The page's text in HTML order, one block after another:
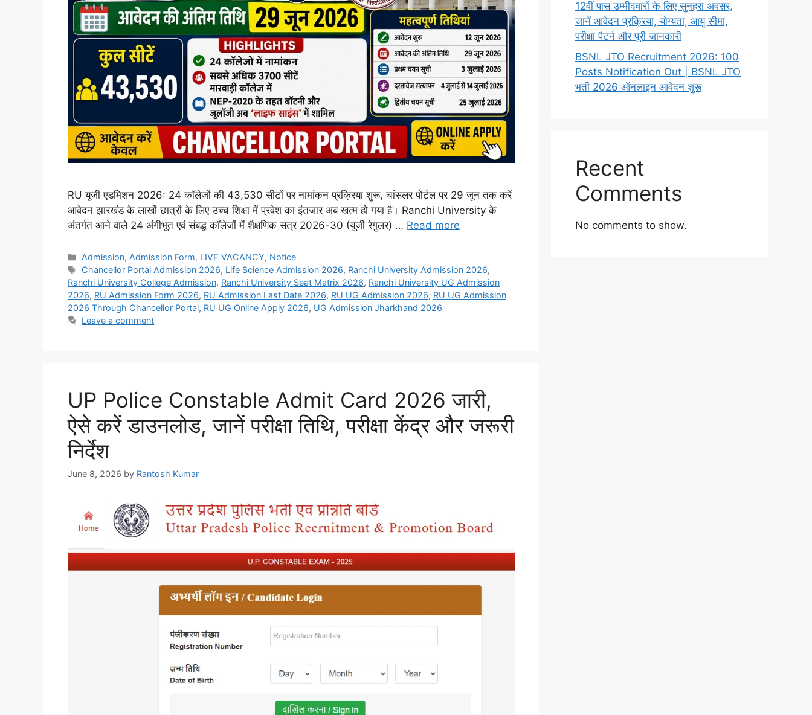
RU यूजी एडमिशन 2026: 24 कॉलेजों की 43,530 सीटों पर नामांकन प्रक्रिया शुरू, चांसलर पोर्टल पर 29 जून तक करें
आवेदन झारखंड के लाखों छात्रों के लिए उच्च शिक्षा में प्रवेश का इंतजार अब खत्म हो गया है। Ranchi University के
अंतर्गत आने वाले 24 अंगीभूत एवं संबद्ध कॉलेजों में शैक्षणिक सत्र 2026-30 (यूजी रेगुलर) … Read more
Admission, Admission Form, LIVE VACANCY, Notice
Chancellor Portal Admission 2026, Life Science Admission 2026, Ranchi University Admission 2026,
Ranchi University College Admission, Ranchi University Seat Matrix 2026, Ranchi University UG Admission
2026, RU Admission Form 2026, RU Admission Last Date 2026, RU UG Admission 2026, RU UG Admission
2026 Through Chancellor Portal, RU UG Online Apply 2026, UG Admission Jharkhand 2026
Leave a comment
UP Police Constable Admit Card 2026 जारी,
ऐसे करें डाउनलोड, जानें परीक्षा तिथि, परीक्षा केंद्र और जरूरी
निर्देश
June 8, 2026 by Rantosh Kumar
12वीं पास उम्मीदवारों के लिए सुनहरा अवसर,
जानें आवेदन प्रक्रिया, योग्यता, आयु सीमा,
परीक्षा पैटर्न और पूरी जानकारी
BSNL JTO Recruitment 2026: 100
Posts Notification Out | BSNL JTO
भर्ती 2026 ऑनलाइन आवेदन शुरू
Recent
Comments
No comments to show.